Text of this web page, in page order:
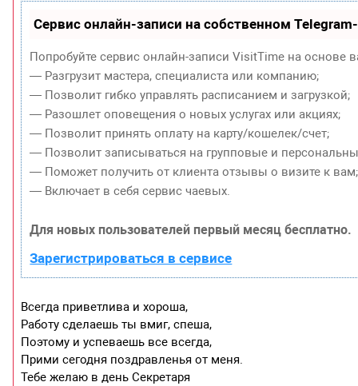
Сервис онлайн-записи на собственном
Попробуйте сервис онлайн-записи VisitTime на основе
— Разгрузит мастера, специалиста или компанию;
— Позволит гибко управлять расписанием и загрузкой;
— Разошлет оповещения о новых услугах или акциях;
— Позволит принять оплату на карту/кошелек/счет;
— Позволит записываться на групповые и
— Поможет получить от клиента отзывы о визите к вам;
— Включает в себя сервис чаевых.
Для новых пользователей первый месяц бесплатно.
Зарегистрироваться в сервисе
Всегда приветлива и хороша,
Работу сделаешь ты вмиг, спеша,
Поэтому и успеваешь все всегда,
Прими сегодня поздравленья от меня.
Тебе желаю в день Секретаря